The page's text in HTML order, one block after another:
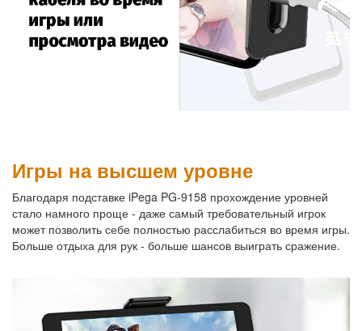
Игры на высшем уровне
Благодаря подставке iPega PG-9158 прохождение уровней
стало намного проще - даже самый требовательный игрок
может позволить себе полностью расслабиться во время игры.
Больше отдыха для рук - больше шансов выиграть сражение.